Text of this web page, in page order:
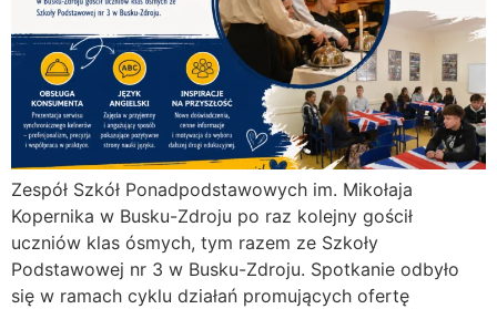
Zespół Szkół Ponadpodstawowych im. Mikołaja
Kopernika w Busku-Zdroju po raz kolejny gościł
uczniów klas ósmych, tym razem ze Szkoły
Podstawowej nr 3 w Busku-Zdroju. Spotkanie odbyło
się w ramach cyklu działań promujących ofertę